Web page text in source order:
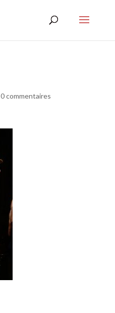
0 commentaires